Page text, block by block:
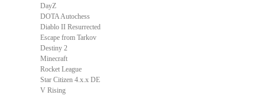
DayZ
DOTA Autochess
Diablo II Resurrected
Escape from Tarkov
Destiny 2
Minecraft
Rocket League
Star Citizen 4.x.x DE
V Rising